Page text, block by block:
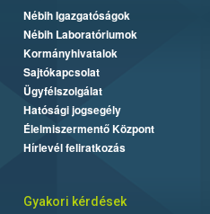
Nébih Igazgatóságok
Nébih Laboratóriumok
Kormányhivatalok
Sajtókapcsolat
Ügyfélszolgálat
Hatósági jogsegély
Élelmiszermentő Központ
Hírlevél feliratkozás
Gyakori kérdések